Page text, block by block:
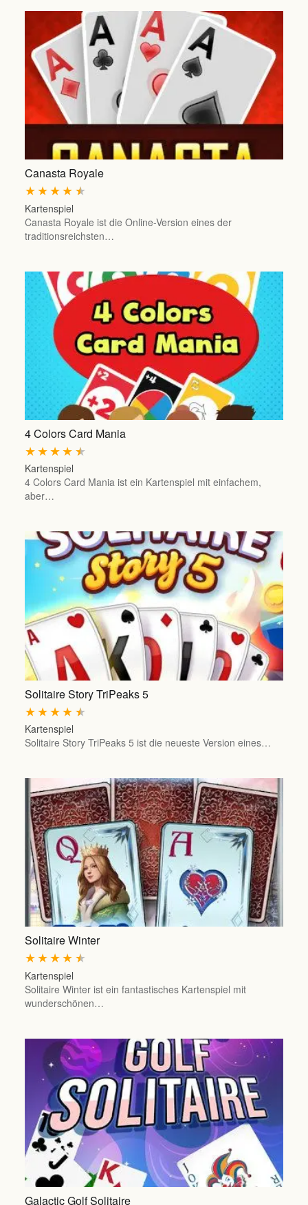
Canasta Royale
★
★
★
★
★
Kartenspiel
Canasta Royale ist die Online-Version eines der
traditionsreichsten…
4 Colors Card Mania
★
★
★
★
★
Kartenspiel
4 Colors Card Mania ist ein Kartenspiel mit einfachem,
aber…
Solitaire Story TriPeaks 5
★
★
★
★
★
Kartenspiel
Solitaire Story TriPeaks 5 ist die neueste Version eines…
Solitaire Winter
★
★
★
★
★
Kartenspiel
Solitaire Winter ist ein fantastisches Kartenspiel mit
wunderschönen…
Galactic Golf Solitaire